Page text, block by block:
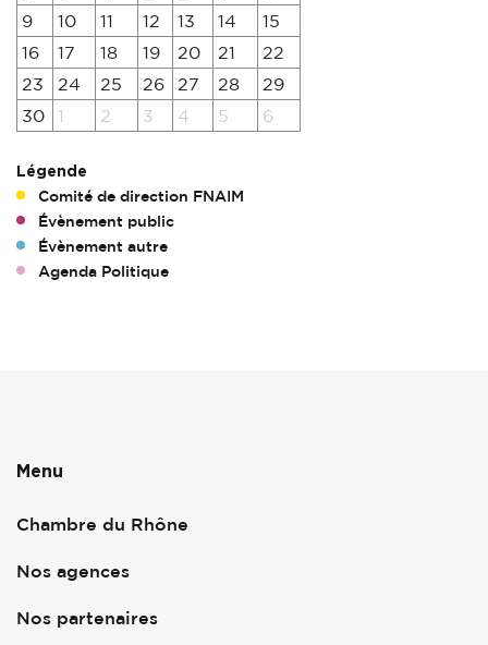
9
10 11 12 13 14
15
16
17 18 19 20 21
22
23
24 25 26 27 28
29
30
1 2 3 4 5 6
Légende
Comité de direction FNAIM
Évènement public
Évènement autre
Agenda Politique
Menu
Chambre du Rhône
Nos agences
Nos partenaires